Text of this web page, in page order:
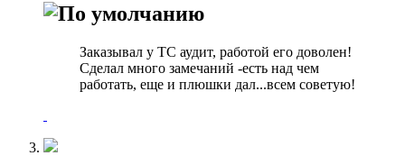
Заказывал у ТС аудит, работой его доволен!
Сделал много замечаний -есть над чем
работать, еще и плюшки дал...всем советую!